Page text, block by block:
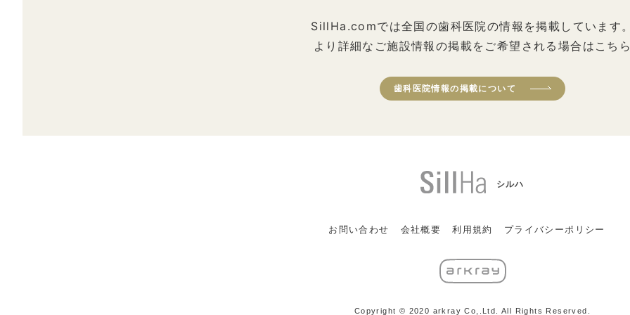
SillHa.comでは全国の歯科医院の情報を掲載しています
より詳細なご施設情報の掲載をご希望される場合はこち
歯科医院情報の掲載について
シルハ
お問い合わせ 会社概要 利用規約 プライバシーポリシー
Copyright © 2020 arkray Co,.Ltd. All Rights Reserved.